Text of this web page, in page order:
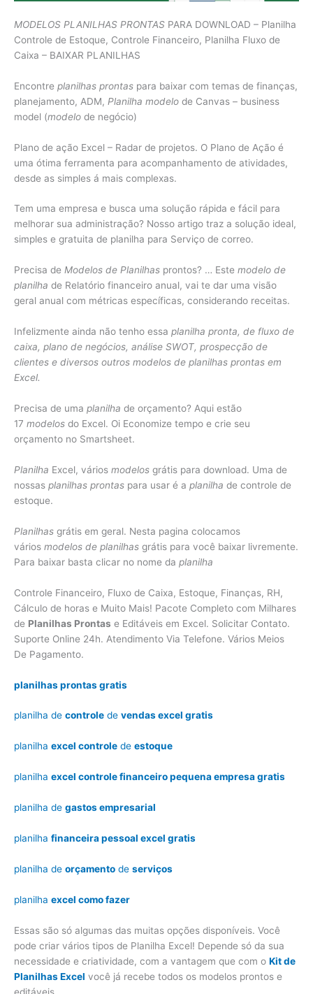
MODELOS PLANILHAS PRONTAS PARA DOWNLOAD – Planilha
Controle de Estoque, Controle Financeiro, Planilha Fluxo de
Caixa – BAIXAR PLANILHAS
Encontre planilhas prontas para baixar com temas de finanças,
planejamento, ADM, Planilha modelo de Canvas – business
model (modelo de negócio)
Plano de ação Excel – Radar de projetos. O Plano de Ação é
uma ótima ferramenta para acompanhamento de atividades,
desde as simples á mais complexas.
Tem uma empresa e busca uma solução rápida e fácil para
melhorar sua administração? Nosso artigo traz a solução ideal,
simples e gratuita de planilha para Serviço de correo.
Precisa de Modelos de Planilhas prontos? … Este modelo de
planilha de Relatório financeiro anual, vai te dar uma visão
geral anual com métricas específicas, considerando receitas.
Infelizmente ainda não tenho essa planilha pronta, de fluxo de
caixa, plano de negócios, análise SWOT, prospecção de
clientes e diversos outros modelos de planilhas prontas em
Excel.
Precisa de uma planilha de orçamento? Aqui estão
17 modelos do Excel. Oi Economize tempo e crie seu
orçamento no Smartsheet.
Planilha Excel, vários modelos grátis para download. Uma de
nossas planilhas prontas para usar é a planilha de controle de
estoque.
Planilhas grátis em geral. Nesta pagina colocamos
vários modelos de planilhas grátis para você baixar livremente.
Para baixar basta clicar no nome da planilha
Controle Financeiro, Fluxo de Caixa, Estoque, Finanças, RH,
Cálculo de horas e Muito Mais! Pacote Completo com Milhares
de Planilhas Prontas e Editáveis em Excel. Solicitar Contato.
Suporte Online 24h. Atendimento Via Telefone. Vários Meios
De Pagamento.
planilhas prontas gratis
planilha de controle de vendas excel gratis
planilha excel controle de estoque
planilha excel controle financeiro pequena empresa gratis
planilha de gastos empresarial
planilha financeira pessoal excel gratis
planilha de orçamento de serviços
planilha excel como fazer
Essas são só algumas das muitas opções disponíveis. Você
pode criar vários tipos de Planilha Excel! Depende só da sua
necessidade e criatividade, com a vantagem que com o Kit de
Planilhas Excel você já recebe todos os modelos prontos e
editáveis.